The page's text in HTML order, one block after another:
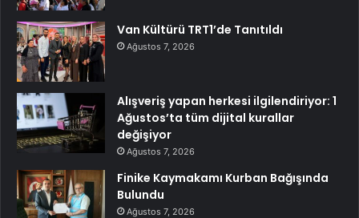
Van Kültürü TRT1’de Tanıtıldı
Ağustos 7, 2026
Alışveriş yapan herkesi ilgilendiriyor: 1
Ağustos’ta tüm dijital kurallar
değişiyor
Ağustos 7, 2026
Finike Kaymakamı Kurban Bağışında
Bulundu
Ağustos 7, 2026